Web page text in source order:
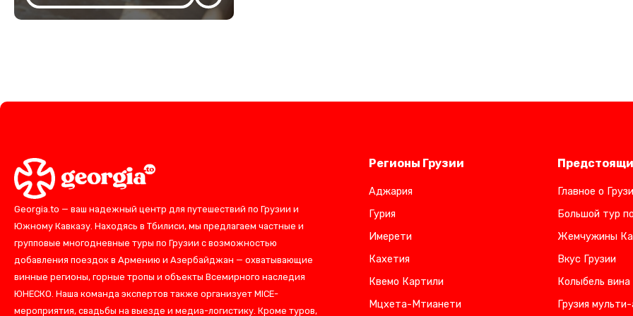
Georgia.to — ваш надежный центр для путешествий по Грузии и
Южному Кавказу. Находясь в Тбилиси, мы предлагаем частные и
групповые многодневные туры по Грузии с возможностью
добавления поездок в Армению и Азербайджан — охватывающие
винные регионы, горные тропы и объекты Всемирного наследия
ЮНЕСКО. Наша команда экспертов также организует MICE-
мероприятия, свадьбы на выезде и медиа-логистику. Кроме туров,
Регионы Грузии
Аджария
Гурия
Имерети
Кахетия
Квемо Картили
Мцхета-Мтианети
Главное о
Большой тур
Жемчужины
Вкус Грузии
Колыбель вина
Грузия